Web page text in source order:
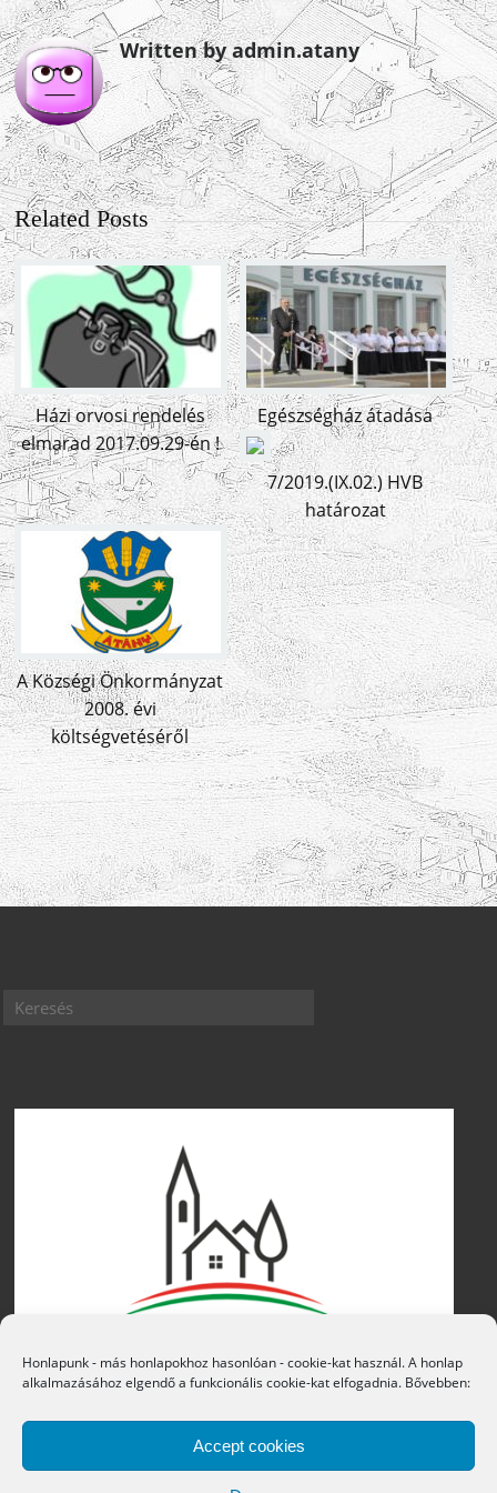
Honlapunk - más honlapokhoz hasonlóan - cookie-kat használ. A honlap
alkalmazásához elgendő a funkcionális cookie-kat elfogadnia. Bővebben:
Accept cookies
Written by admin.atany
Related Posts
Házi orvosi rendelés
elmarad 2017.09.29-én !
Egészségház átadása
7/2019.(IX.02.) HVB
határozat
A Községi Önkormányzat
2008. évi
költségvetéséről